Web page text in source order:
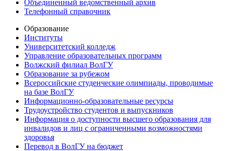
Объединенный ведомственный архив
Телефонный справочник
Образование
Институты
Университетский колледж
Управление образовательных программ
Волжский филиал ВолГУ
Образование за рубежом
Всероссийские студенческие олимпиады, проводимые
на базе ВолГУ
Информационно-образовательные ресурсы
Трудоустройство студентов и выпускников
Информация о доступности высшего образования для
инвалидов и лиц с ограниченными возможностями
здоровья
Перевод в ВолГУ на бюджет